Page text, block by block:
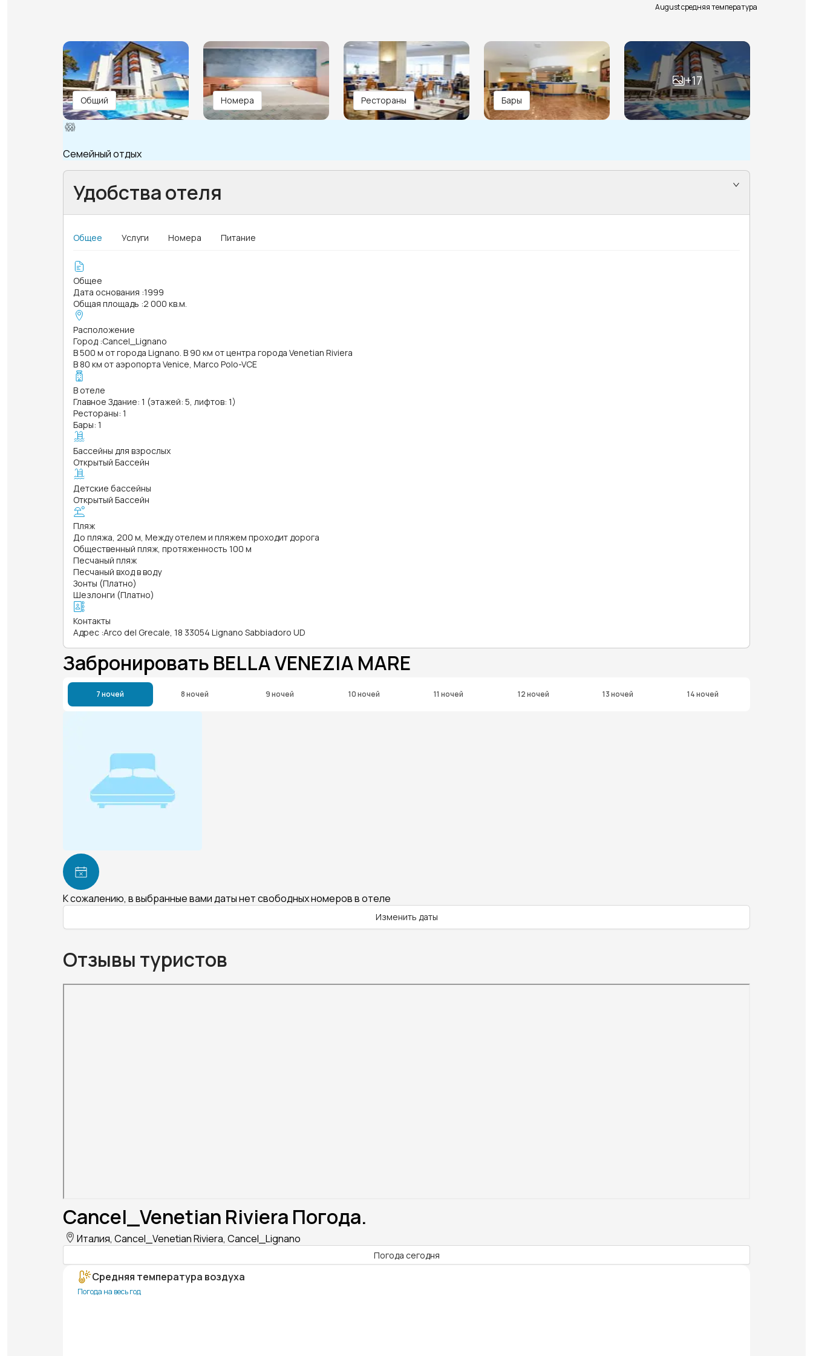
August средняя температура
Общий Номера Рестораны Бары
+17
Семейный отдых
Удобства отеля
Общее Услуги Номера Питание
Общее
Дата основания :1999
Общая площадь :2 000 кв.м.
Расположение
Город :Cancel_Lignano
В 500 м от города Lignano. В 90 км от центра города Venetian Riviera
В 80 км от аэропорта Venice, Marco Polo-VCE
В отеле
Главное Здание: 1 (этажей: 5, лифтов: 1)
Рестораны: 1
Бары: 1
Бассейны для взрослых
Открытый Бассейн
Детские бассейны
Открытый Бассейн
Пляж
До пляжа, 200 м, Между отелем и пляжем проходит дорога
Общественный пляж, протяженность 100 м
Песчаный пляж
Песчаный вход в воду
Зонты (Платно)
Шезлонги (Платно)
Контакты
Адрес :Arco del Grecale, 18 33054 Lignano Sabbiadoro UD
Забронировать BELLA VENEZIA MARE
7 ночей 8 ночей 9 ночей 10 ночей 11 ночей 12 ночей 13 ночей 14 ночей
К сожалению, в выбранные вами даты нет свободных номеров в отеле
Изменить даты
Отзывы туристов
Cancel_Venetian Riviera Погода.
Италия, Cancel_Venetian Riviera, Cancel_Lignano
Погода сегодня
Средняя температура воздуха
Погода на весь год